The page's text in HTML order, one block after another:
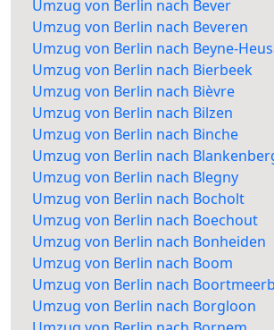
Umzug von Berlin nach Bever
Umzug von Berlin nach Beveren
Umzug von Berlin nach Beyne-
Umzug von Berlin nach Bierbeek
Umzug von Berlin nach Bièvre
Umzug von Berlin nach Bilzen
Umzug von Berlin nach Binche
Umzug von Berlin nach
Umzug von Berlin nach Blegny
Umzug von Berlin nach Bocholt
Umzug von Berlin nach Boechout
Umzug von Berlin nach Bonheiden
Umzug von Berlin nach Boom
Umzug von Berlin nach
Umzug von Berlin nach Borgloon